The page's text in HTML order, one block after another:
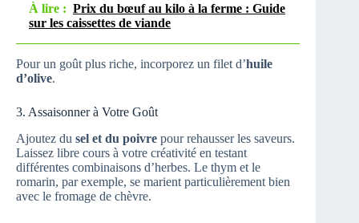
À lire : Prix du bœuf au kilo à la ferme : Guide
sur les caissettes de viande
Pour un goût plus riche, incorporez un filet d’huile
d’olive.
3. Assaisonner à Votre Goût
Ajoutez du sel et du poivre pour rehausser les saveurs.
Laissez libre cours à votre créativité en testant
différentes combinaisons d’herbes. Le thym et le
romarin, par exemple, se marient particulièrement bien
avec le fromage de chèvre.